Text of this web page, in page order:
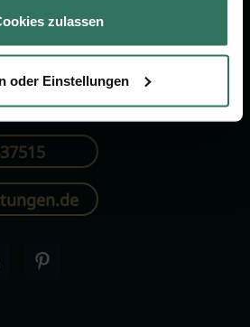
zulassen
oder Einstellungen